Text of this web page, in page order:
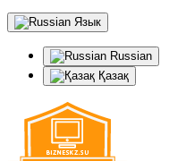
Язык
Russian
Қазақ